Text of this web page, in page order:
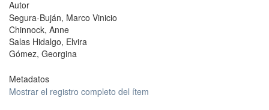
Autor
Segura-Buján, Marco Vinicio
Chinnock, Anne
Salas Hidalgo, Elvira
Gómez, Georgina
Metadatos
Mostrar el registro completo del ítem